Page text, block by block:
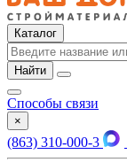
Каталог
Найти
Способы связи
×
(863) 310-000-3